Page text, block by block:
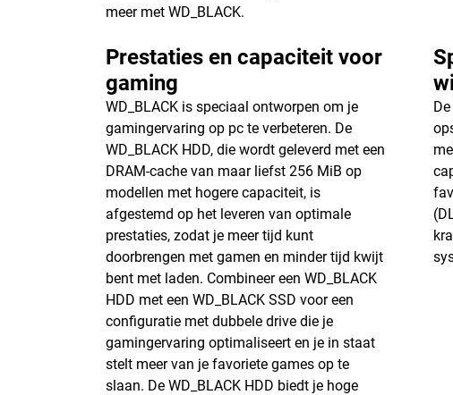
meer met WD_BLACK.
Prestaties en capaciteit voor
gaming
WD_BLACK is speciaal ontworpen om je
gamingervaring op pc te verbeteren. De
WD_BLACK HDD, die wordt geleverd met een
DRAM-cache van maar liefst 256 MiB op
modellen met hogere capaciteit, is
afgestemd op het leveren van optimale
prestaties, zodat je meer tijd kunt
doorbrengen met gamen en minder tijd kwijt
bent met laden. Combineer een WD_BLACK
HDD met een WD_BLACK SSD voor een
configuratie met dubbele drive die je
gamingervaring optimaliseert en je in staat
stelt meer van je favoriete games op te
slaan. De WD_BLACK HDD biedt je hoge